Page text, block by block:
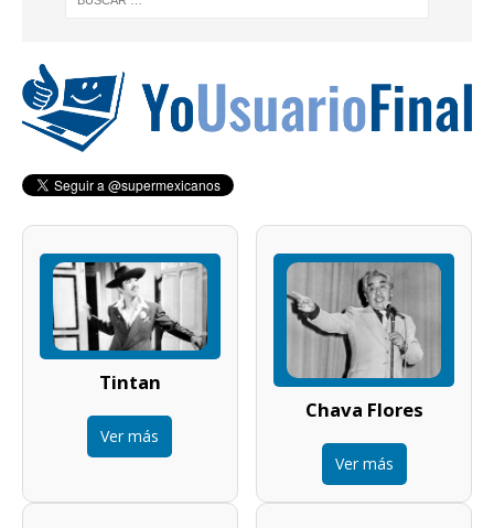
Tintan
Ver más
Chava Flores
Ver más